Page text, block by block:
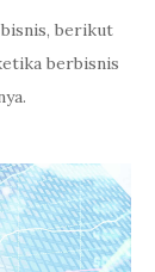
bisnis, berikut
berbisnis